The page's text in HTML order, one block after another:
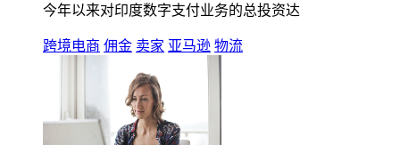
今年以来对印度数字支付业务的总投资达
跨境电商 佣金 卖家 亚马逊 物流